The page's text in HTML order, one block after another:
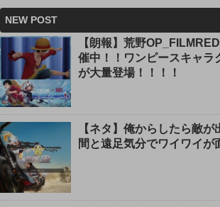
NEW POST
【朗報】荒野
催中！！ワンピースキャラ
が大量登場！！！！
【ネタ】俺からしたら敵
間と遠足気分でワイワイが